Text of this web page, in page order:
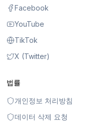
Facebook
YouTube
TikTok
X (Twitter)
법률
개인정보 처리방침
데이터 삭제 요청